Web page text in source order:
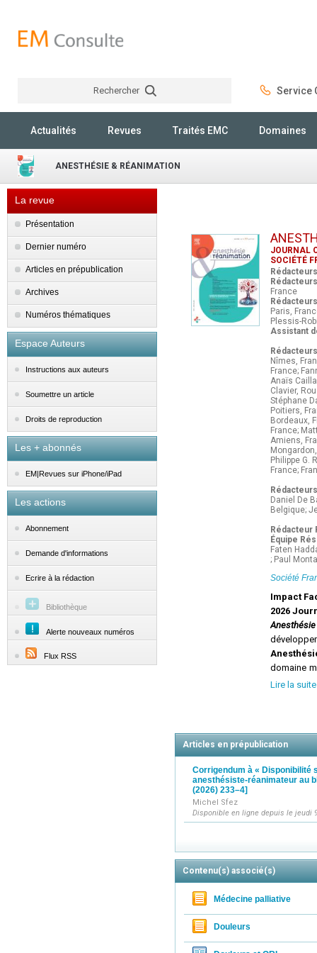
Rechercher Service
Actualités Revues Traités EMC Domaines
ANESTHÉSIE & RÉANIMATION
La revue
Présentation
Dernier numéro
Articles en prépublication
Archives
Numéros thématiques
Espace Auteurs
Instructions aux auteurs
Soumettre un article
Droits de reproduction
Les + abonnés
EM|Revues sur iPhone/iPad
Les actions
Abonnement
Demande d'informations
Ecrire à la rédaction
Bibliothèque
Alerte nouveaux numéros
Flux RSS
JOURNAL
SOCIÉTÉ
France
Paris,
Plessis-
Assistant
Nîmes,
France;
Anaïs
Clavier,
Stéphane
Poitiers,
Bordeaux,
France;
Amiens,
Philippe G.
France;
Daniel De
Belgique;
Rédacteur
Équipe
Faten
; Paul
Société
Impact
2026
domaine
formation,
domaine
besoins
éditoriale
infirmières
Editors
La revue
Lire la suite
Articles en prépublication
Corrigendum à « Disponibilité
anesthésiste-réanimateur au
(2026) 233–4]
Michel Sfez
Disponible en ligne depuis le jeudi
Contenu(s) associé(s)
Médecine palliative
Douleurs